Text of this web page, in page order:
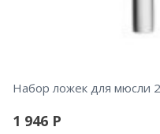
Набор ложек для мюсли
1 946 Р